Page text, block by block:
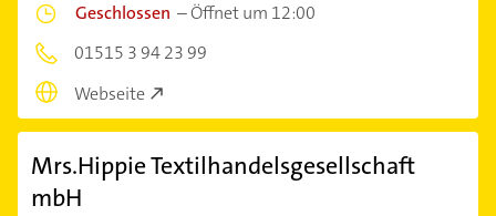
Geschlossen –Öffnet um 12:00
01515 3 94 23 99
Webseite
Mrs.Hippie Textilhandelsgesellschaft
mbH